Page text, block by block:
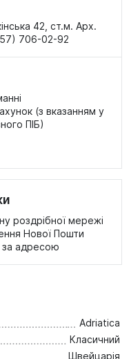
42, ст.м. Арх.
706-02-92
(з вказанням у
ПІБ)
роздрібної мережі
Нової Пошти
за адресою
Adriatica
Класичний
Швейцарія